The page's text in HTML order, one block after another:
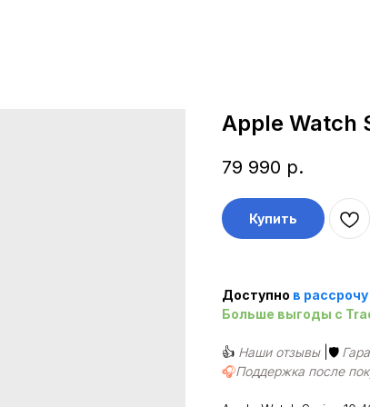
Apple Watch
79 990 р.
Купить
Доступно в рассрочу
Больше выгоды c
👍 Наши отзывы |🛡️
🎧Поддержка после